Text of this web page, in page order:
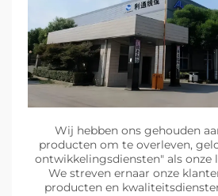
Wij hebben ons gehouden
producten om te overleven,
ontwikkelingsdiensten" als onze
We streven ernaar onze
producten en